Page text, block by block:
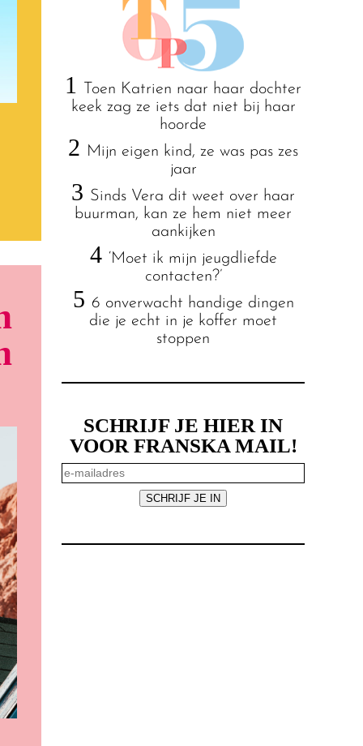
1
Toen Katrien naar haar dochter
keek zag ze iets dat niet bij haar
hoorde
2 Mijn eigen kind, ze was pas zes
jaar
3 Sinds Vera dit weet over haar
buurman, kan ze hem niet meer
aankijken
4 ‘Moet ik mijn jeugdliefde
contacten?’
5 6 onverwacht handige dingen
die je echt in je koffer moet
stoppen
SCHRIJF JE HIER IN
VOOR FRANSKA MAIL!